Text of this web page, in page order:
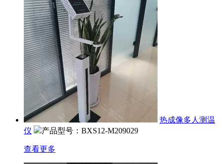
热成像多人测温
仪
产品型号：BXS12-M209029
查看更多